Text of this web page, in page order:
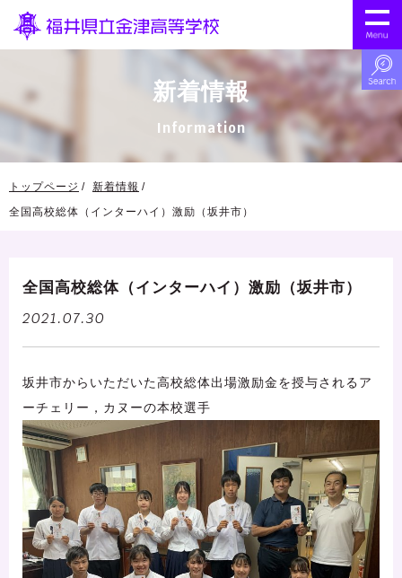
新着情報
Information
トップページ
新着情報
全国高校総体（インターハイ）激励（坂井市）
全国高校総体（インターハイ）激励（坂井市）
2021.07.30
坂井市からいただいた高校総体出場激励金を授与されるア
ーチェリー，カヌーの本校選手